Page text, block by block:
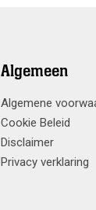
Algemeen
Algemene
Cookie Beleid
Disclaimer
Privacy verklaring